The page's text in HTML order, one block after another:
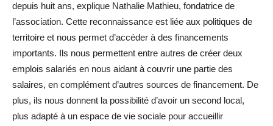
depuis huit ans, explique Nathalie Mathieu, fondatrice de
l’association. Cette reconnaissance est liée aux politiques de
territoire et nous permet d’accéder à des financements
importants. Ils nous permettent entre autres de créer deux
emplois salariés en nous aidant à couvrir une partie des
salaires, en complément d’autres sources de financement. De
plus, ils nous donnent la possibilité d’avoir un second local,
plus adapté à un espace de vie sociale pour accueillir